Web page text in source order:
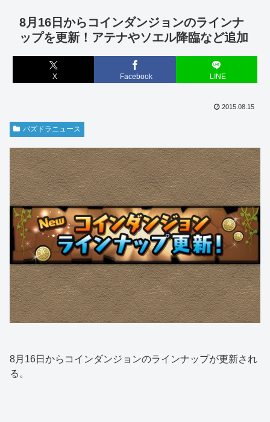
8月16日からコインダンジョンのラインナ
ップを更新！アテナやソエル降臨など追加
X Facebook LINE
2015.08.15
パズドラニュース
8月16日からコインダンジョンのラインナップが更新され
る。